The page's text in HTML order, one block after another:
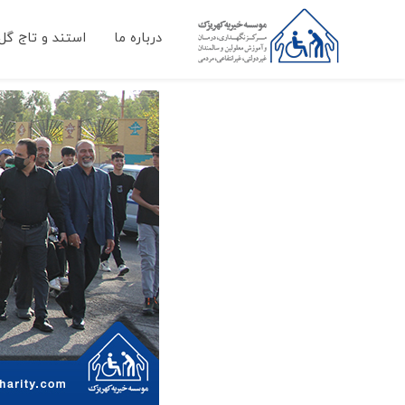
درباره ما استند و تاج